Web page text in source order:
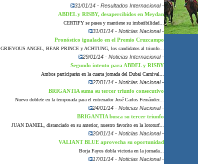
31/01/14 - Resultados Internacional -
ABDEL y RISBY, desapercibidos en Meydan
CERTIFY se pasea y mantiene su imbatibilidad...
31/01/14 - Noticias Nacional -
Pronóstico igualado en el Premio Cruzcampo
GRIEVOUS ANGEL, BEAR PRINCE y ACHTUNG, los candidatos al triunfo...
29/01/14 - Noticias Internacional -
Segundo intento para ABDEL y RISBY
Ambos participarán en la cuarta jornada del Dubai Carnival...
27/01/14 - Noticias Nacional -
BRIGANTIA suma su tercer triunfo consecutivo
Nuevo doblete en la temporada para el entrenador José Carlos Fernández...
24/01/14 - Noticias Nacional -
BRIGANTIA busca su tercer triunfo
JUAN DANIEL, distanciado en su anterior, nuestro favorito en la lototurf...
20/01/14 - Noticias Nacional -
VALIANT BLUE aprovecha su oportunidad
Borja Fayos dobla victoria en la jornada...
17/01/14 - Noticias Nacional -